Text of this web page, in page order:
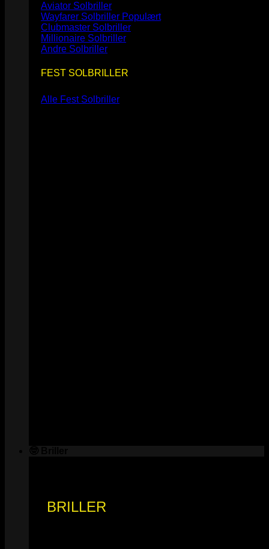
Aviator Solbriller
Wayfarer Solbriller
Clubmaster Solbriller
Millionaire Solbriller
Andre Solbriller
FEST SOLBRILLER
Alle Fest Solbriller
BRILLER